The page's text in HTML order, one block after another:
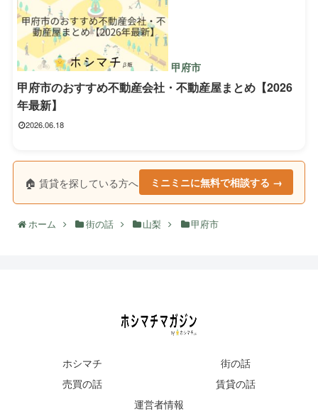
甲府市
甲府市のおすすめ不動産会社・不動産屋まとめ【2026
年最新】
2026.06.18
🏠 賃貸を探している方へ ミニミニに無料で相談する →
ホーム 街の話 山梨 甲府市
ホシマチ
街の話
売買の話
賃貸の話
運営者情報